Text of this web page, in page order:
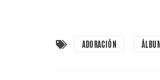
ADORACIÓN